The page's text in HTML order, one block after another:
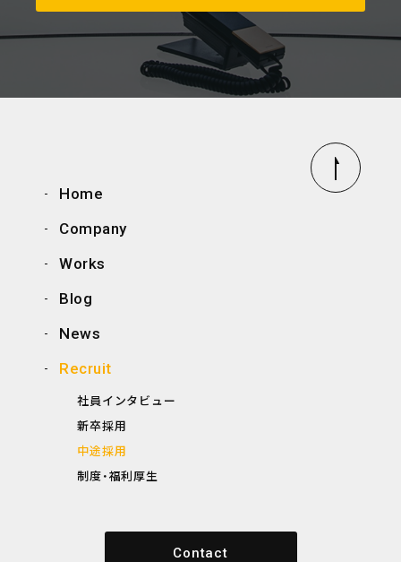
Home
Company
Works
Blog
News
Recruit
社員インタビュー
新卒採用
中途採用
制度・福利厚生
Contact